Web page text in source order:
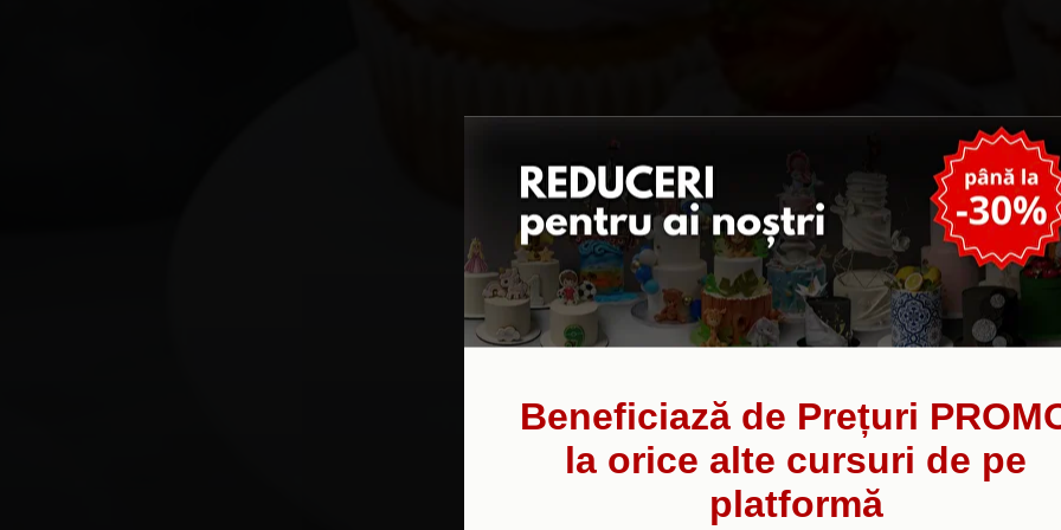
Beneficiază de Prețuri
la orice alte cursuri de pe
platformă